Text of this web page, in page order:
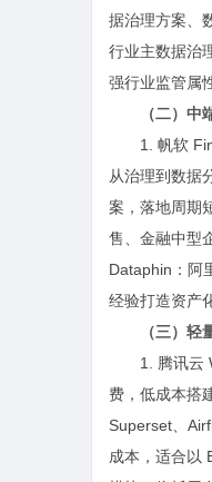
据治理方案、
行业主数据治
强行业监管属
（二）
1. 帆软
从治理到数据
案，落地周期
售、金融中型
Dataphin：阿
经验打造资产
（三）
1. 腾讯云
费，低成本搭
Superset、
成本，适合以